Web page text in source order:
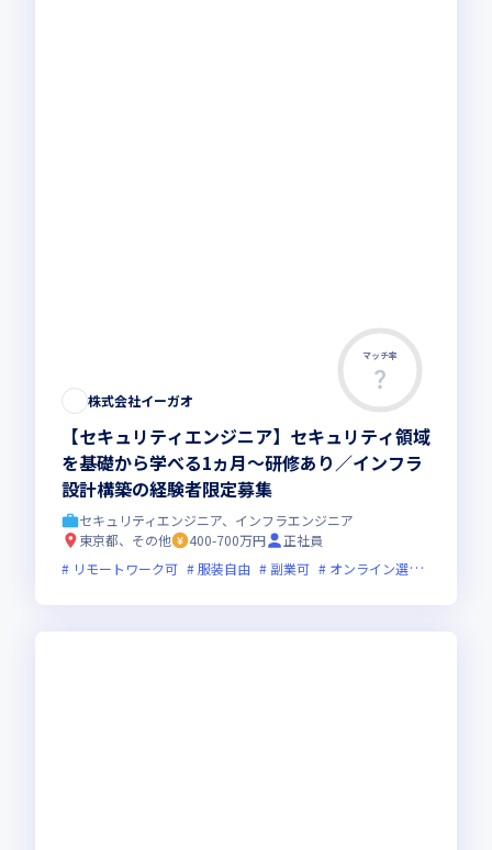
マッチ率
株式会社イーガオ
【セキュリティエンジニア】セキュリティ領域
を基礎から学べる1ヵ月～研修あり／インフラ
設計構築の経験者限定募集
セキュリティエンジニア、インフラエンジニア
東京都、その他
400-700万円
正社員
リモートワーク可
服装自由 副業可 オンライン選考可